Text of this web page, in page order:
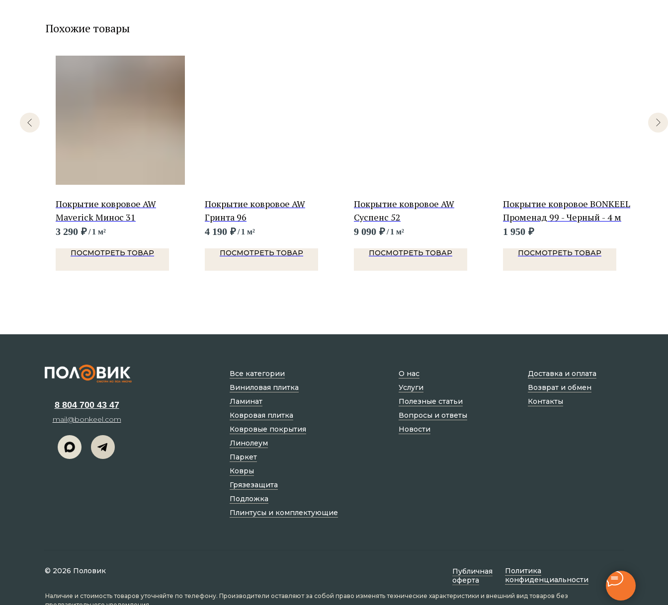
Похожие товары
Покрытие ковровое AW
Maverick Минос 31
3 290 ₽/ 1 м²
ПОСМОТРЕТЬ ТОВАР
Покрытие ковровое AW
Гринта 96
4 190 ₽/ 1 м²
ПОСМОТРЕТЬ ТОВАР
Покрытие ковровое AW
Суспенс 52
9 090 ₽/ 1 м²
ПОСМОТРЕТЬ ТОВАР
Покрытие ковровое BONKEEL
Променад 99 - Черный - 4 м
1 950 ₽
ПОСМОТРЕТЬ ТОВАР
8 804 700 43 47
mail@bonkeel.com
О нас
Услуги
Полезные статьи
Вопросы и ответы
Новости
Доставка и оплата
Возврат и обмен
Контакты
© 2026 Половик
Наличие и стоимость товаров уточняйте по телефону. Производители оставляют за собой право изменять технические характеристики и внешний вид товаров без
Все категории
Виниловая плитка
Ламинат
Ковровая плитка
Ковровые покрытия
Линолеум
Паркет
Ковры
Грязезащита
Подложка
Плинтусы и комплектующие
Политик а
конфиденциальности
Публичная
оферта